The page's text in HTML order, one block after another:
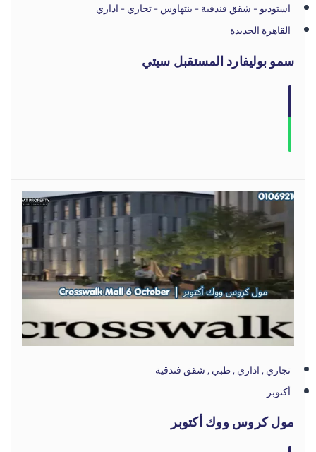
استوديو - شقق فندقية - بنتهاوس - تجاري - اداري
القاهرة الجديدة
سمو بوليفارد المستقبل سيتي
تجاري , اداري , طبي , شقق فندقية
أكتوبر
مول كروس ووك أكتوبر